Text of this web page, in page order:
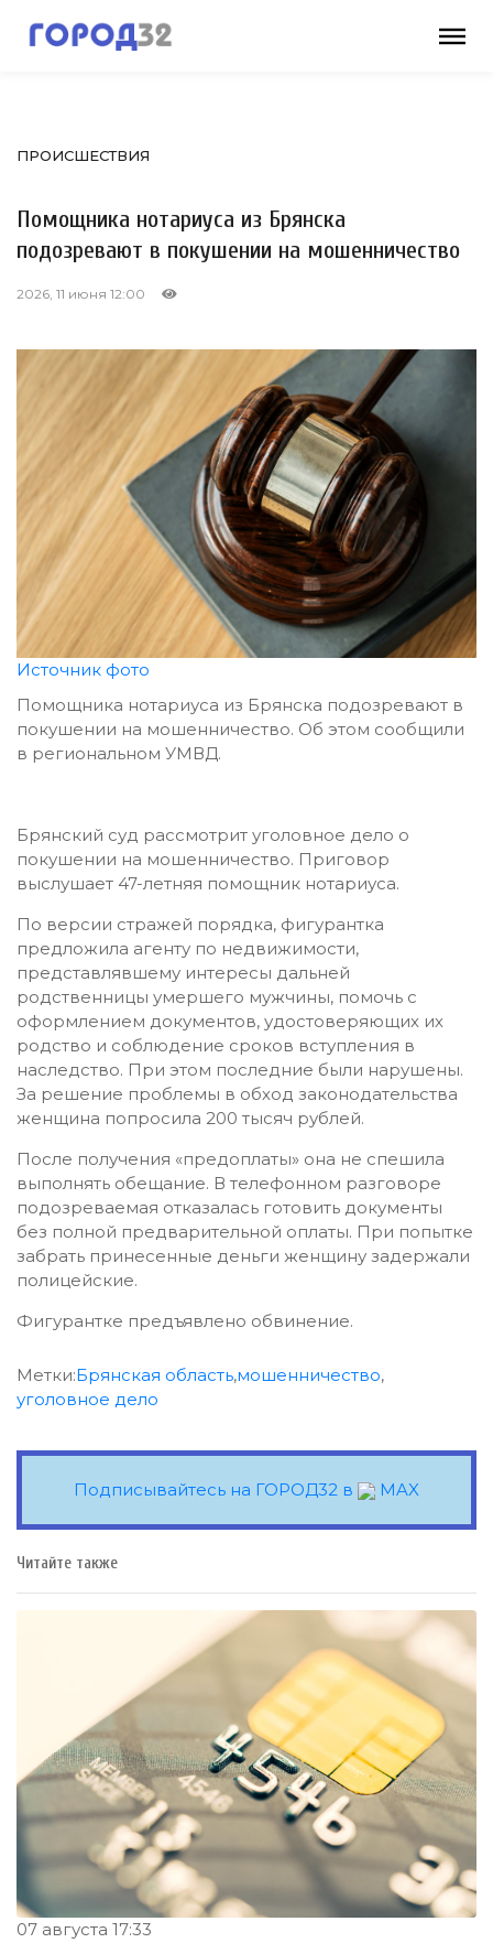
ПРОИСШЕСТВИЯ
Помощника нотариуса из Брянска
подозревают в покушении на мошенничество
2026, 11 июня 12:00
Источник фото
Помощника нотариуса из Брянска подозревают в
покушении на мошенничество. Об этом сообщили
в региональном УМВД.
Брянский суд рассмотрит уголовное дело о
покушении на мошенничество. Приговор
выслушает 47-летняя помощник нотариуса.
По версии стражей порядка, фигурантка
предложила агенту по недвижимости,
представлявшему интересы дальней
родственницы умершего мужчины, помочь с
оформлением документов, удостоверяющих их
родство и соблюдение сроков вступления в
наследство. При этом последние были нарушены.
За решение проблемы в обход законодательства
женщина попросила 200 тысяч рублей.
После получения «предоплаты» она не спешила
выполнять обещание. В телефонном разговоре
подозреваемая отказалась готовить документы
без полной предварительной оплаты. При попытке
забрать принесенные деньги женщину задержали
полицейские.
Фигурантке предъявлено обвинение.
Метки:Брянская область,мошенничество,
уголовное дело
Подписывайтесь на ГОРОД32 в MAX
Читайте также
07 августа 17:33